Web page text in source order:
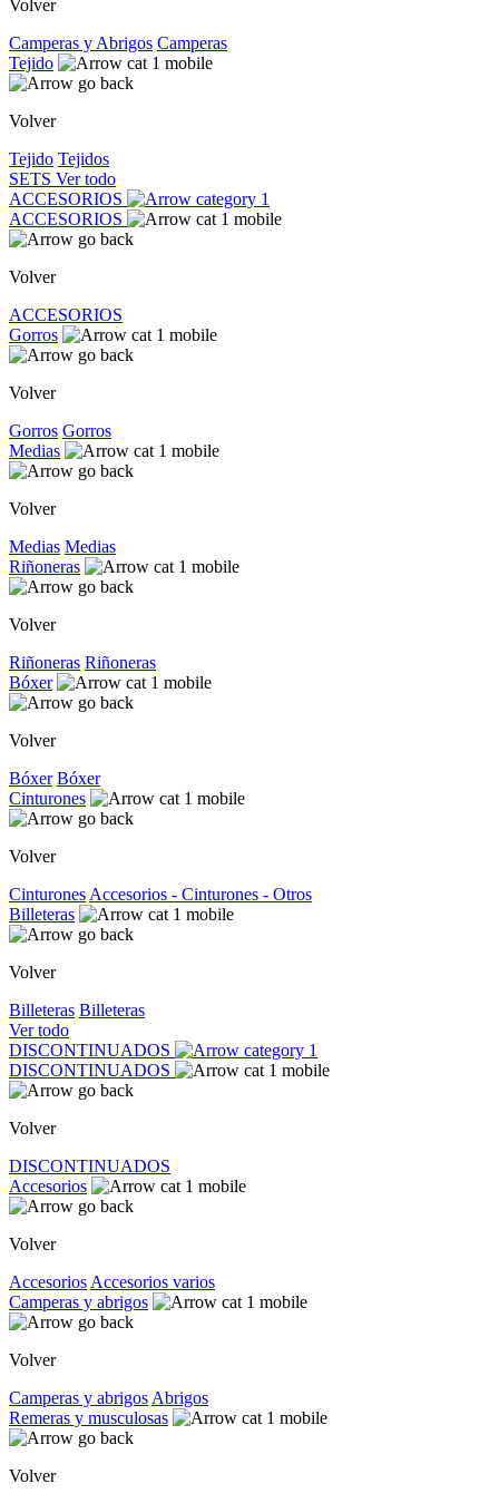
Volver
Camperas y Abrigos Camperas
Tejido
Volver
Tejido Tejidos
SETS Ver todo
ACCESORIOS
ACCESORIOS
Volver
ACCESORIOS
Gorros
Volver
Gorros Gorros
Medias
Volver
Medias Medias
Riñoneras
Volver
Riñoneras Riñoneras
Bóxer
Volver
Bóxer Bóxer
Cinturones
Volver
Cinturones Accesorios - Cinturones - Otros
Billeteras
Volver
Billeteras Billeteras
Ver todo
DISCONTINUADOS
DISCONTINUADOS
Volver
DISCONTINUADOS
Accesorios
Volver
Accesorios Accesorios varios
Camperas y abrigos
Volver
Camperas y abrigos Abrigos
Remeras y musculosas
Volver